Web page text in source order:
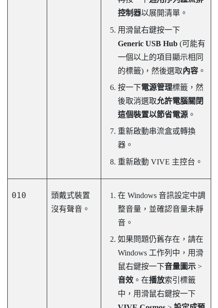
控制器以展開清單。
用滑鼠右鍵按一下
Generic USB Hub(可能有
一個以上的項目顯示相同
的標籤)，然後選取內容。
按一下電源管理標籤，然
後取消選取允許電腦關閉
這個裝置以節省電源。
重新啟動串流盒或轉換
器。
重新啟動 VIVE 主控台 。
010
頭戴式裝置
沒有聲音。
在 Windows音訊設定中調
整音量，並確認音量未靜
音。
如果問題仍舊存在，請在
Windows工作列中，用滑
鼠右鍵按一下音量圖示>
音效。在播放索引標籤
中，用滑鼠右鍵按一下